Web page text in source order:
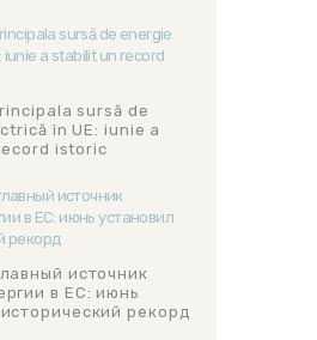
sursă de
în UE: iunie a
istoric
источник
в ЕС: июнь
рекорд